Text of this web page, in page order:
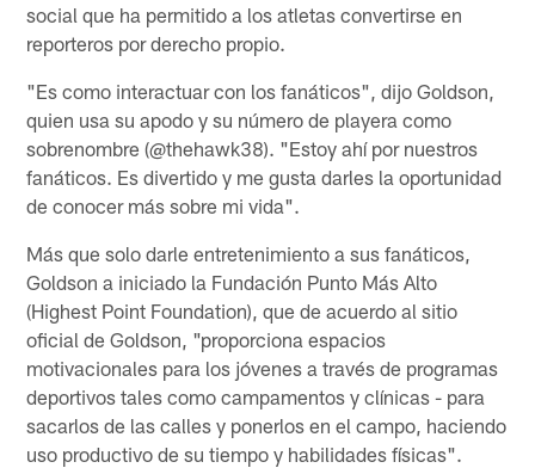
social que ha permitido a los atletas convertirse en
reporteros por derecho propio.
"Es como interactuar con los fanáticos", dijo Goldson,
quien usa su apodo y su número de playera como
sobrenombre (@thehawk38). "Estoy ahí por nuestros
fanáticos. Es divertido y me gusta darles la oportunidad
de conocer más sobre mi vida".
Más que solo darle entretenimiento a sus fanáticos,
Goldson a iniciado la Fundación Punto Más Alto
(Highest Point Foundation), que de acuerdo al sitio
oficial de Goldson, "proporciona espacios
motivacionales para los jóvenes a través de programas
deportivos tales como campamentos y clínicas - para
sacarlos de las calles y ponerlos en el campo, haciendo
uso productivo de su tiempo y habilidades físicas".